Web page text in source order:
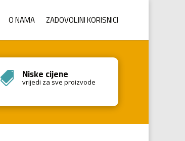
O NAMA ZADOVOLJNI KORISNICI
 Niske cijene
vrijedi za sve proizvode